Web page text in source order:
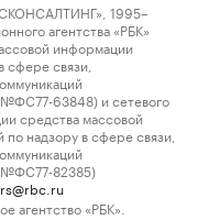
1995–
агентства «РБК»
информации
сфере связи,
63848) и сетевого
средства массовой
надзору в сфере связи,
№ФС77-82385)
агентство «РБК».